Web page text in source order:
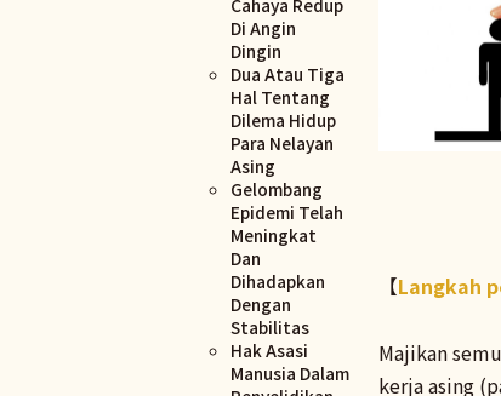
【Langkah
Majikan
kerja asing
Di Angin
Dingin
Dua Atau Tiga
Hal Tentang
Dilema Hidup
Para Nelayan
Asing
Gelombang
Epidemi Telah
Meningkat
Dan
Dihadapkan
Dengan
Stabilitas
Hak Asasi
Manusia Dalam